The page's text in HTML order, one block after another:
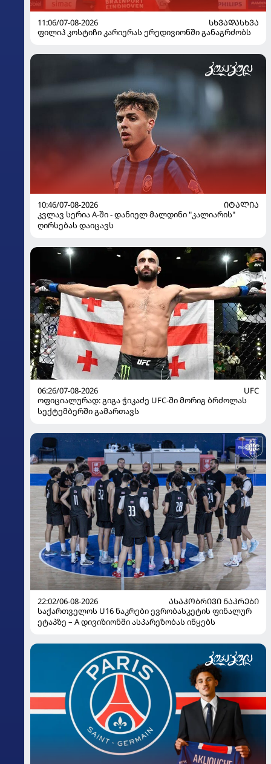
11:06/07-08-2026
ᲡᲮᲕᲐᲓᲐᲡᲮᲕᲐ
ფილიპ კოსტიჩი კარიერას ერედივიონში განაგრძობს
10:46/07-08-2026
ᲘᲢᲐᲚᲘᲐ
კვლავ სერია A-ში - დანიელ მალდინი "კალიარის"
ღირსებას დაიცავს
06:26/07-08-2026
UFC
ოფიციალურად: გიგა ჭიკაძე UFC-ში მორიგ ბრძოლას
სექტემბერში გამართავს
22:02/06-08-2026
ᲐᲡᲐᲙᲝᲑᲠᲘᲕᲘ ᲜᲐᲙᲠᲔᲑᲘ
საქართველოს U16 ნაკრები ევრობასკეტის ფინალურ
ეტაპზე – A დივიზიონში ასპარეზობას იწყებს